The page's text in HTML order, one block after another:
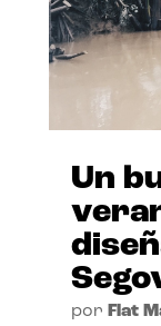
Un
por Flat